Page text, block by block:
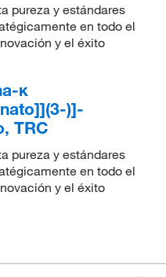
pureza y estándares
en todo el
y el éxito
κ
)]-
TRC
pureza y estándares
en todo el
y el éxito